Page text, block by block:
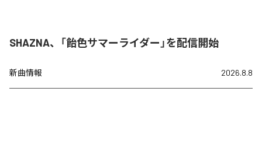
SHAZNA、「飴色サマーライダー」を配信開始
新曲情報 2026.8.8